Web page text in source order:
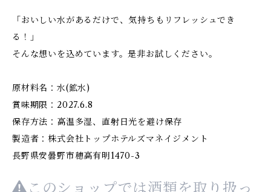
「おいしい水があるだけで、気持ちもリフレッシュでき
る！」
そんな想いを込めています。是非お試しください。
原材料名：水(鉱水)
賞味期限：2027.6.8
保存方法：高温多湿、直射日光を避け保存
製造者：株式会社トップホテルズマネイジメント
長野県安曇野市穂高有明1470-3
このショップでは酒類を取り扱っ